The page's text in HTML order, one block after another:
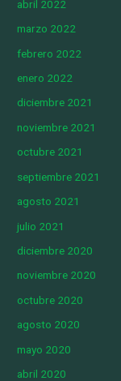
abril 2022
marzo 2022
febrero 2022
enero 2022
diciembre 2021
noviembre 2021
octubre 2021
septiembre 2021
agosto 2021
julio 2021
diciembre 2020
noviembre 2020
octubre 2020
agosto 2020
mayo 2020
abril 2020